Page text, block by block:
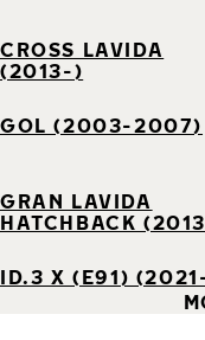
CROSS LAVIDA
(2013-)
GOL (2003-2007)
GRAN LAVIDA
HATCHBACK
ID.3 X (E91)